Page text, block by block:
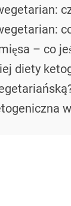
– co
diety